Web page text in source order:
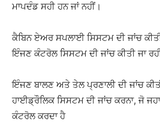
ਮਾਪਦੰਡ ਸਹੀ ਹਨ ਜਾਂ ਨਹੀਂ।
ਕੈਬਿਨ ਏਅਰ ਸਪਲਾਈ ਸਿਸਟਮ ਦੀ ਜਾਂਚ
ਇੰਜਣ ਕੰਟਰੋਲ ਸਿਸਟਮ ਦੀ ਜਾਂਚ ਕੀਤੀ ਜਾ
ਇੰਜਣ ਬਾਲਣ ਅਤੇ ਤੇਲ ਪ੍ਰਣਾਲੀ ਦੀ ਜਾਂਚ
ਹਾਈਡ੍ਰੌਲਿਕ ਸਿਸਟਮ ਦੀ ਜਾਂਚ ਕਰਨਾ, ਜੋ
ਕੰਟਰੋਲ ਕਰਦਾ ਹੈ